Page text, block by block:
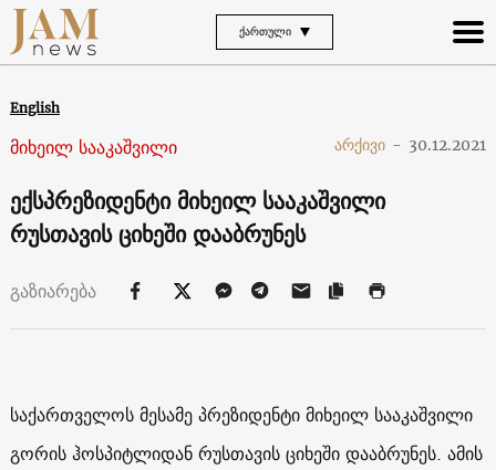
ᲥᲐᲠᲗᲣᲚᲘ
English
მიხეილ სააკაშვილი არქივი - 30.12.2021
ექსპრეზიდენტი მიხეილ სააკაშვილი
რუსთავის ციხეში დააბრუნეს
გაზიარება
საქართველოს მესამე პრეზიდენტი მიხეილ სააკაშვილი
გორის ჰოსპიტლიდან რუსთავის ციხეში დააბრუნეს. ამის